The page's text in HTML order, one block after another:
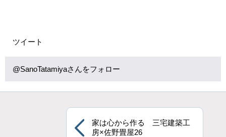
ツイート
@SanoTatamiyaさんをフォロー
家は心から作る 三宅建築工
房×佐野畳屋26